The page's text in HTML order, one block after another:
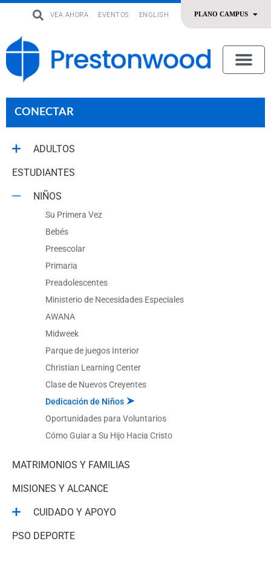
VEA AHORA EVENTOS ENGLISH
CONECTAR
ADULTOS
ESTUDIANTES
NIÑOS
Su Primera Vez
Bebés
Preescolar
Primaria
Preadolescentes
Ministerio de Necesidades Especiales
AWANA
Midweek
Parque de juegos Interior
Christian Learning Center
Clase de Nuevos Creyentes
Dedicación de Niños
Oportunidades para Voluntarios
Cómo Guiar a Su Hijo Hacia Cristo
MATRIMONIOS Y FAMILIAS
MISIONES Y ALCANCE
CUIDADO Y APOYO
PSO DEPORTE